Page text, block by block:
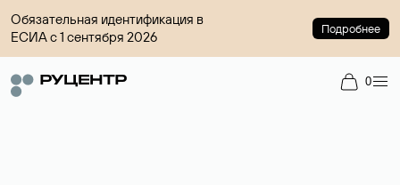
Обязательная идентификация в
ЕСИА с 1 сентября 2026
Подробнее
0